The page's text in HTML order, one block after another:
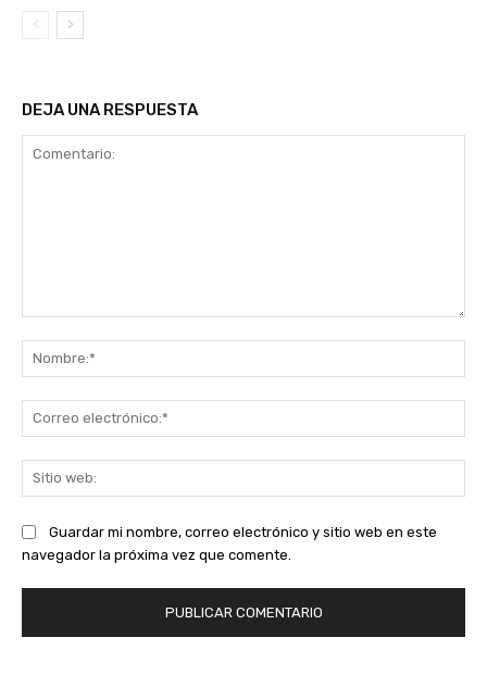
DEJA UNA RESPUESTA
Guardar mi nombre, correo electrónico y sitio web en este
navegador la próxima vez que comente.